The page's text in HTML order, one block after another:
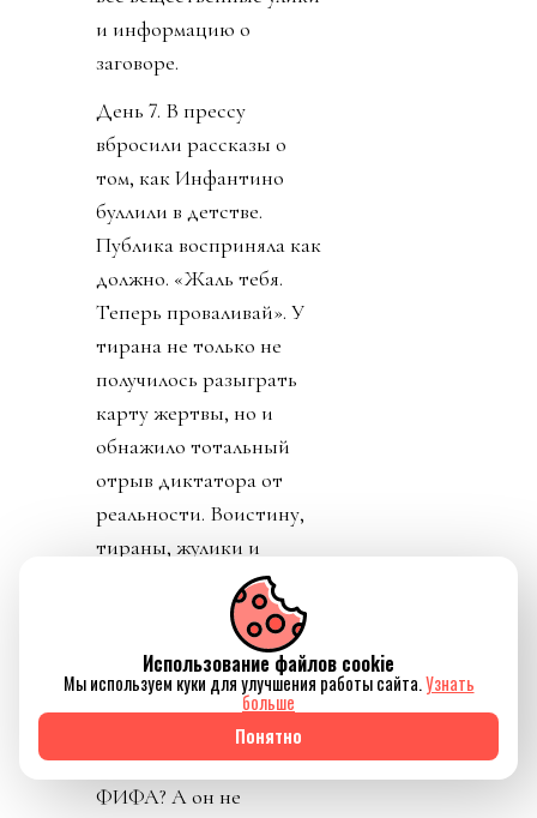
и информацию о
заговоре.
День 7. В прессу
вбросили рассказы о
том, как Инфантино
буллили в детстве.
Публика восприняла как
должно. «Жаль тебя.
Теперь проваливай». У
тирана не только не
получилось разыграть
карту жертвы, но и
обнажило тотальный
отрыв диктатора от
реальности. Воистину,
тираны, жулики и
диктаторы так похожи
День 8. Понедельник. А
где же главный
«папочка» лысого из
ФИФА? А он не
Использование файлов cookie
Мы используем куки для улучшения работы сайта.Узнать
больше
Понятно